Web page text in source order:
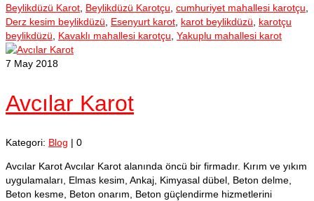
Beylikdüzü Karot Beylikdüzü Karotçu cumhuriyet mahallesi karotçu
Derz kesim beylikdüzü
Esenyurt karot karot beylikdüzü
karotçu
beylikdüzü
Kavaklı mahallesi karotçu Yakuplu mahallesi karot
7 May 2018
Avcılar Karot
Kategori: Blog | 0
Avcılar Karot Avcılar Karot alanında öncü bir firmadır. Kırım ve yıkım
uygulamaları, Elmas kesim, Ankaj, Kimyasal dübel, Beton delme,
Beton kesme, Beton onarım, Beton güçlendirme hizmetlerini